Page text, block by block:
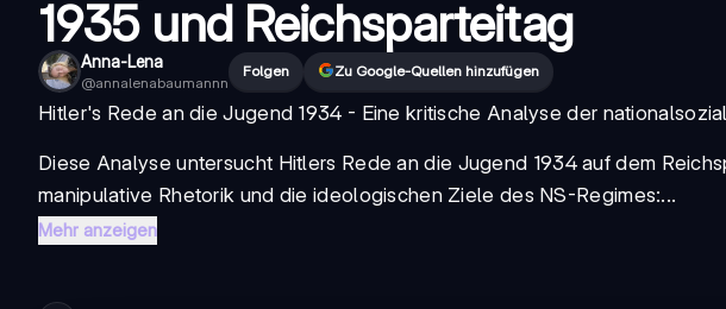
1935 und Reichsparteitag
Anna-Lena
@annalenabaumannn
Folgen Zu Google-Quellen hinzufügen
Hitler's Rede an die Jugend 1934 - Eine kritische Analyse der
Diese Analyse untersucht Hitlers Rede an die Jugend 1934auf dem
manipulative Rhetorik und die ideologischen Ziele des NS-Regimes:...
Mehr anzeigen